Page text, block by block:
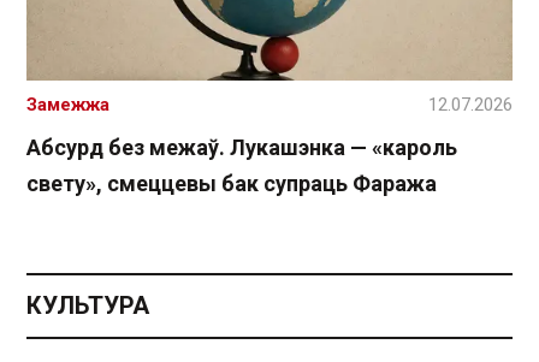
Абсурд без межаў. Лукашэнка — «кароль
свету», смеццевы бак супраць Фаража
Замежжа 12.07.2026
КУЛЬТУРА